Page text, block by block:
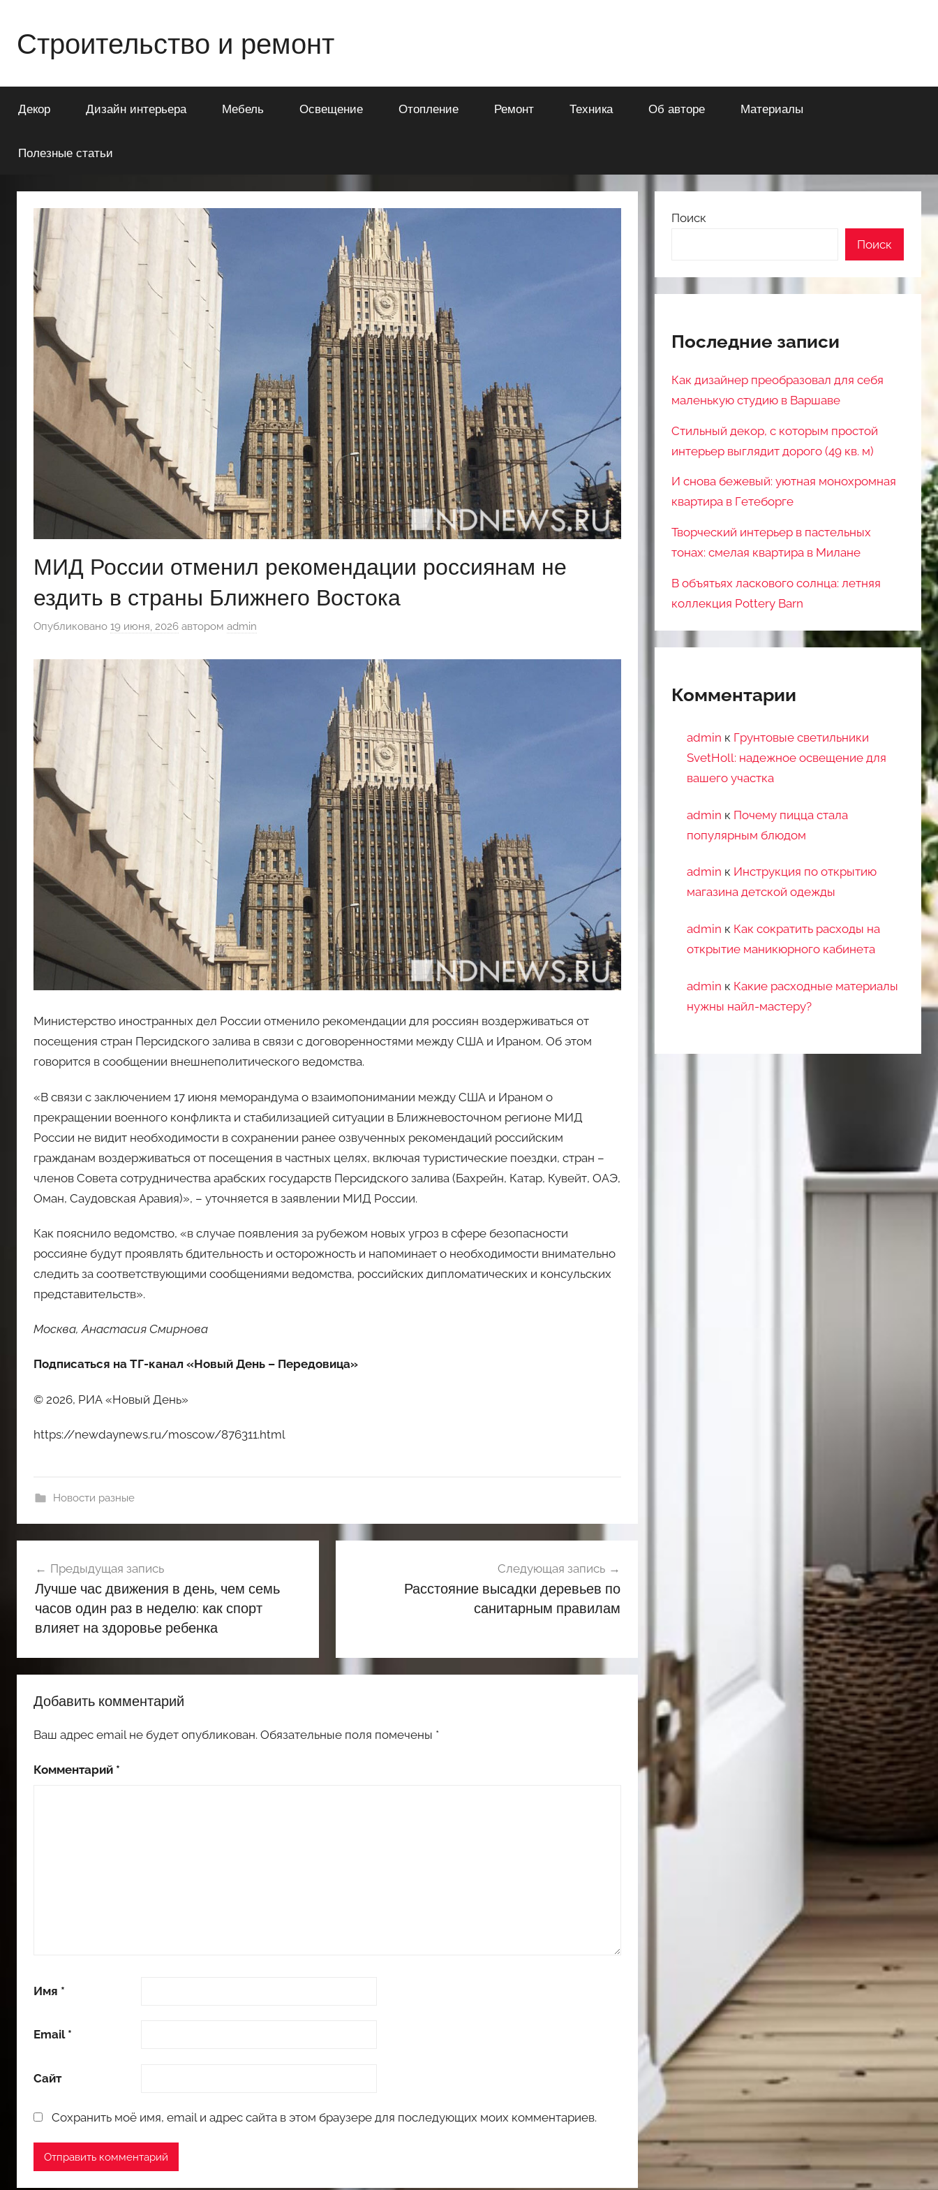
содержимому
Строительство и ремонт
о
строительстве
квартиры
Декор Дизайн интерьера Мебель Освещение Отопление Ремонт Техника Об авторе Материалы
Полезные статьи
МИД России отменил рекомендации россиянам не
ездить в страны Ближнего Востока
Опубликовано 19 июня, 2026 автором admin
Министерство иностранных дел России отменило рекомендации для россиян воздерживаться от
посещения стран Персидского залива в связи с договоренностями между США и Ираном. Об этом
говорится в сообщении внешнеполитического ведомства.
«В связи с заключением 17 июня меморандума о взаимопонимании между США и Ираном о
прекращении военного конфликта и стабилизацией ситуации в Ближневосточном регионе МИД
России не видит необходимости в сохранении ранее озвученных рекомендаций российским
гражданам воздерживаться от посещения в частных целях, включая туристические поездки, стран –
членов Совета сотрудничества арабских государств Персидского залива (Бахрейн, Катар, Кувейт, ОАЭ,
Оман, Саудовская Аравия)», – уточняется в заявлении МИД России.
Как пояснило ведомство, «в случае появления за рубежом новых угроз в сфере безопасности
россияне будут проявлять бдительность и осторожность и напоминает о необходимости внимательно
следить за соответствующими сообщениями ведомства, российских дипломатических и консульских
представительств».
Москва, Анастасия Смирнова
Подписаться на ТГ-канал «Новый День – Передовица»
© 2026, РИА «Новый День»
https://newdaynews.ru/moscow/876311.html
Новости разные
по
записям
Предыдущая запись
Лучше час движения в день, чем семь
часов один раз в неделю: как спорт
влияет на здоровье ребенка
Следующая запись
Расстояние высадки деревьев по
санитарным правилам
Добавить комментарий
Ваш адрес email не будет опубликован. Обязательные поля помечены *
Комментарий *
Имя *
Email *
Сайт
Сохранить моё имя, email и адрес сайта в этом браузере для последующих моих комментариев.
Поиск
Поиск
Последние записи
Как дизайнер преобразовал для себя
маленькую студию в Варшаве
Стильный декор, с которым простой
интерьер выглядит дорого (49 кв. м)
И снова бежевый: уютная монохромная
квартира в Гетеборге
Творческий интерьер в пастельных
тонах: смелая квартира в Милане
В объятьях ласкового солнца: летняя
коллекция Pottery Barn
Комментарии
admin к Грунтовые светильники
SvetHoll: надежное освещение для
вашего участка
admin к Почему пицца стала
популярным блюдом
admin к Инструкция по открытию
магазина детской одежды
admin к Как сократить расходы на
открытие маникюрного кабинета
admin к Какие расходные материалы
нужны найл-мастеру?